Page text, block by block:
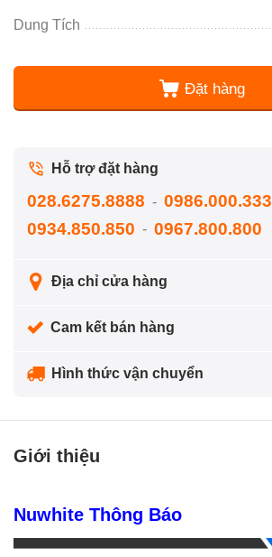
Dung Tích
Đặt hàng
Hỗ trợ đặt hàng
028.6275.8888 - 0986.000.333
0934.850.850 - 0967.800.800
Địa chỉ cửa hàng
Cam kết bán hàng
Hình thức vận chuyển
Giới thiệu
Nuwhite Thông Báo